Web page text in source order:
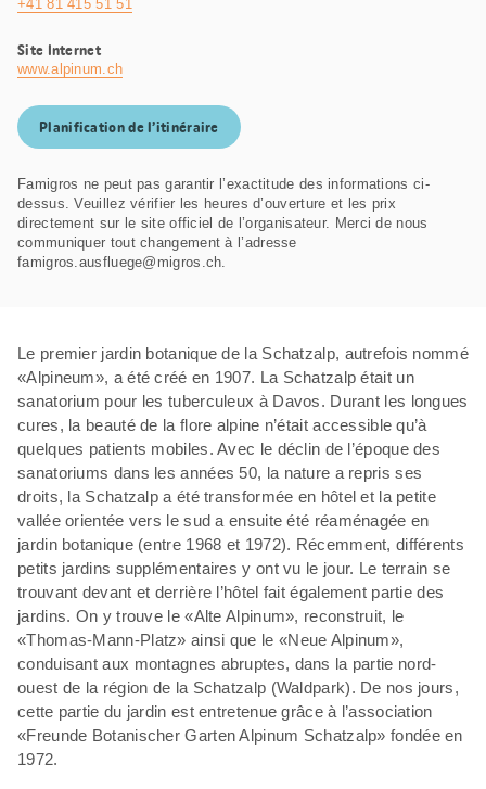
+41 81 415 51 51
Site Internet
www.alpinum.ch
Planification de l’itinéraire
Famigros ne peut pas garantir l’exactitude des informations ci-
dessus. Veuillez vérifier les heures d’ouverture et les prix
directement sur le site officiel de l’organisateur. Merci de nous
communiquer tout changement à l’adresse
famigros.ausfluege@migros.ch.
Le premier jardin botanique de la Schatzalp, autrefois nommé
«Alpineum», a été créé en 1907. La Schatzalp était un
sanatorium pour les tuberculeux à Davos. Durant les longues
cures, la beauté de la flore alpine n’était accessible qu’à
quelques patients mobiles. Avec le déclin de l’époque des
sanatoriums dans les années 50, la nature a repris ses
droits, la Schatzalp a été transformée en hôtel et la petite
vallée orientée vers le sud a ensuite été réaménagée en
jardin botanique (entre 1968 et 1972). Récemment, différents
petits jardins supplémentaires y ont vu le jour. Le terrain se
trouvant devant et derrière l’hôtel fait également partie des
jardins. On y trouve le «Alte Alpinum», reconstruit, le
«Thomas-Mann-Platz» ainsi que le «Neue Alpinum»,
conduisant aux montagnes abruptes, dans la partie nord-
ouest de la région de la Schatzalp (Waldpark). De nos jours,
cette partie du jardin est entretenue grâce à l’association
«Freunde Botanischer Garten Alpinum Schatzalp» fondée en
1972.